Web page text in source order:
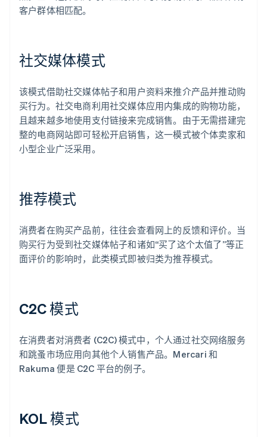
客户群体相匹配。
社交媒体模式
该模式借助社交媒体帖子和用户资料来推介产品并推动购
买行为。社交电商利用社交媒体应用内集成的购物功能，
且越来越多地使用支付链接来完成销售。由于无需搭建完
整的电商网站即可轻松开启销售，这一模式被个体卖家和
小型企业广泛采用。
推荐模式
消费者在购买产品前，往往会查看网上的反馈和评价。当
购买行为受到社交媒体帖子和诸如“买了这个太值了”等正
面评价的影响时，此类模式即被归类为推荐模式。
C2C 模式
在消费者对消费者 (C2C) 模式中，个人通过社交网络服务
和跳蚤市场应用向其他个人销售产品。Mercari 和
Rakuma 便是 C2C 平台的例子。
KOL 模式